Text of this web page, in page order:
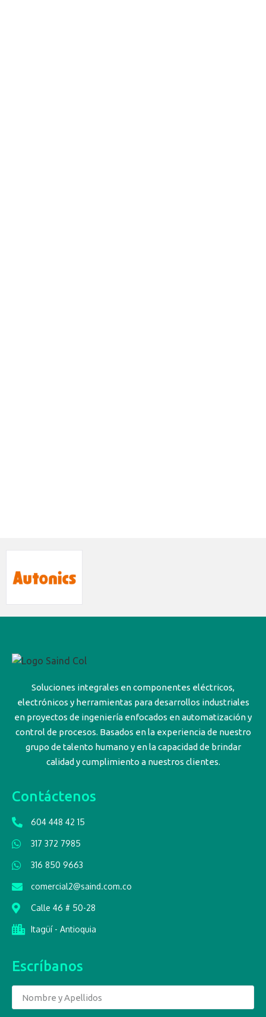
Soluciones integrales en componentes eléctricos,
electrónicos y herramientas para desarrollos industriales
en proyectos de ingeniería enfocados en automatización y
control de procesos. Basados en la experiencia de nuestro
grupo de talento humano y en la capacidad de brindar
calidad y cumplimiento a nuestros clientes.
Contáctenos
604 448 42 15
317 372 7985
316 850 9663
comercial2@saind.com.co
Calle 46 # 50-28
Itagüí - Antioquia
Escríbanos